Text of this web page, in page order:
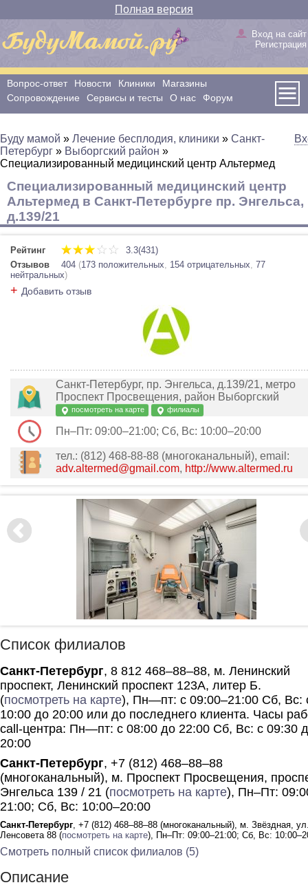
Полная версия
Вход на сайт
Регистрация
Вопрос-ответ Новости Клиники
Магазины
Сопровождение
Сервисы и тесты О нас Форум
Буду мамой » Лечение бесплодия, клиники » Санкт-
Петербург » Выборгский район »
Специализированный медицинский центр Альтермед
Специализированный медицинский центр
Альтермед в Санкт-Петербурге пр. Энгельса,
д.139/21
Рейтинг
3.3(431)
Отзывов
404 (173 положительных, 154 отрицательных, 77
нейтральных)
+ Добавить отзыв
Санкт-Петербург, пр. Энгельса, д.139/21, метро
Проспект Просвещения, район Выборгский
посмотреть на карте филиалы
Пн–Пт: 09:00–21:00; Сб, Вс: 10:00–20:00
тел.: (812) 468-88-88 (многоканальный), email:
adv.altermed@gmail.com, http://www.altermed.ru
Список филиалов
Санкт-Петербург, 8 812 468–88–88, м. Ленинский
проспект, Ленинский проспект 123А, литер Б.
(посмотреть на карте), Пн—пт: с 09:00–21:00 Сб, Вс:
10:00 до 20:00 или до последнего клиента. Часы
call-центра: Пн—пт: с 08:00 до 22:00 Сб, Вс: с 09:30
20:00
Санкт-Петербург, +7 (812) 468–88–88
(многоканальный), м. Проспект Просвещения,
Энгельса 139 / 21 (посмотреть на карте), Пн–Пт:
21:00; Сб, Вс: 10:00–20:00
Санкт-Петербург, +7 (812) 468–88–88 (многоканальный), м. Звёздная,
Ленсовета 88 (посмотреть на карте), Пн–Пт: 09:00–21:00; Сб, Вс:
Смотреть полный список филиалов (5)
Описание